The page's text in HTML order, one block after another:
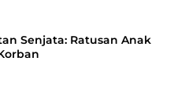
Senjata: Ratusan Anak